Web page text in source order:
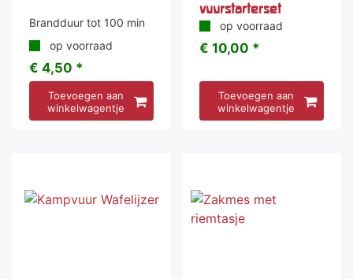
Brandduur tot 100 min
op voorraad
€ 4,50 *
Toevoegen aan
winkelwagentje
vuurstarterset
op voorraad
€ 10,00 *
Toevoegen aan
winkelwagentje